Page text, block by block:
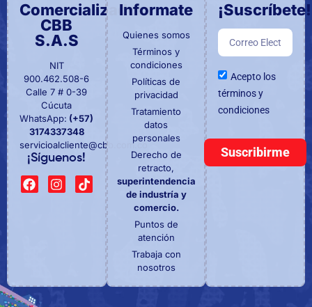
Comercializadora
CBB
S.A.S
NIT
900.462.508-6
Calle 7 # 0-39
Cúcuta
WhatsApp: (+57)
3174337348
servicioalcliente@cbb.com.co
¡Síguenos!
Informate
Quienes somos
Términos y
condiciones
Políticas de
privacidad
Tratamiento
datos
personales
Derecho de
retracto,
superintendencia
de industría y
comercio.
Puntos de
atención
Trabaja con
nosotros
¡Suscríbete!
Acepto los
términos y
condiciones
Suscribirme